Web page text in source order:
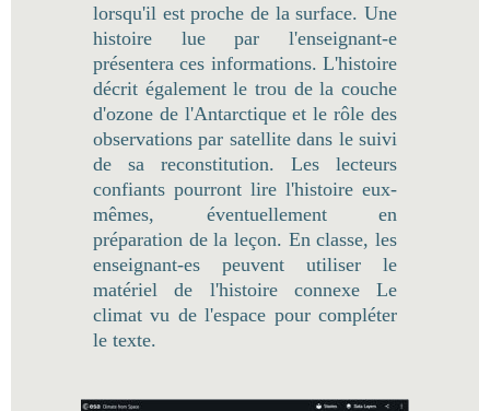
lorsqu'il est proche de la surface. Une
histoire lue par l'enseignant-e
présentera ces informations. L'histoire
décrit également le trou de la couche
d'ozone de l'Antarctique et le rôle des
observations par satellite dans le suivi
de sa reconstitution. Les lecteurs
confiants pourront lire l'histoire eux-
mêmes, éventuellement en
préparation de la leçon. En classe, les
enseignant-es peuvent utiliser le
matériel de l'histoire connexe Le
climat vu de l'espace pour compléter
le texte.